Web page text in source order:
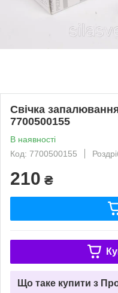
Свічка
7700500155
В наявності
Код: 7700500155
210 ₴
Що таке купити з